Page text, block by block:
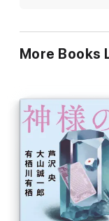
生きてるものには
相手がある場合は
ラストが私には、
ラストでした。
More Books